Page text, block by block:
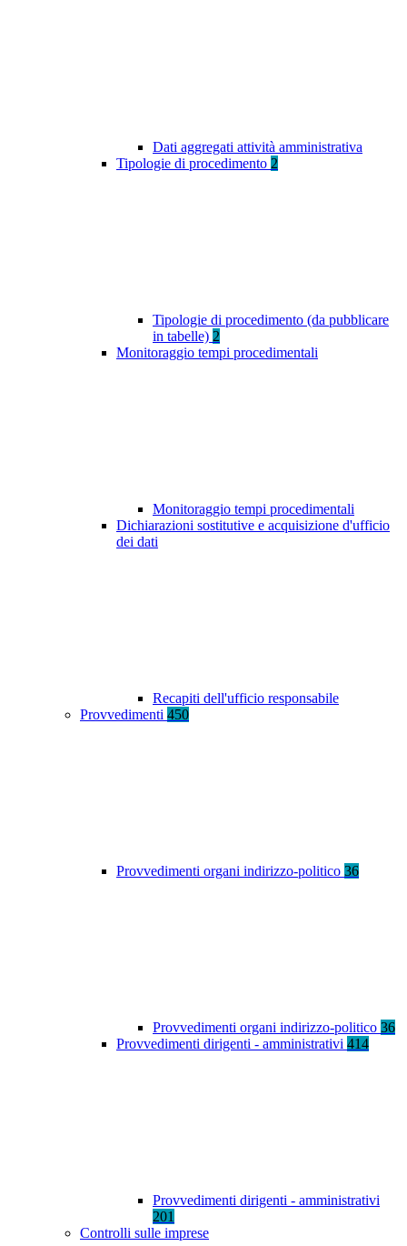
Dati aggregati attività amministrativa
Tipologie di procedimento 2
Tipologie di procedimento (da pubblicare
in tabelle) 2
Monitoraggio tempi procedimentali
Monitoraggio tempi procedimentali
Dichiarazioni sostitutive e acquisizione d'ufficio
dei dati
Recapiti dell'ufficio responsabile
Provvedimenti 450
Provvedimenti organi indirizzo-politico 36
Provvedimenti organi indirizzo-politico 36
Provvedimenti dirigenti - amministrativi 414
Provvedimenti dirigenti - amministrativi
201
Controlli sulle imprese